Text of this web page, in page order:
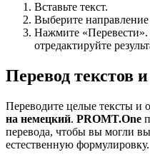
Вставьте текст.
Выберите
Нажмите
отредактируйте
Перевод текстов
Переводите целые тексты и
на немецкий. PROMT.One
перевода, чтобы вы могли
естественную формулировку.